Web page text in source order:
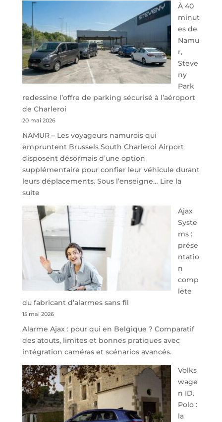
À 40
minut
es de
Namu
r,
Steve
ny
Park
redessine l’offre de parking sécurisé à l’aéroport
de Charleroi
20 mai 2026
NAMUR – Les voyageurs namurois qui
empruntent Brussels South Charleroi Airport
disposent désormais d’une option
supplémentaire pour confier leur véhicule durant
leurs déplacements. Sous l’enseigne… Lire la
suite:
À
40
minutes
de
Namur,
Steveny
Park
redessine
de
parking
sécurisé
à
l’aéroport
de
Charleroi
Ajax
Syste
ms :
prése
ntatio
n
comp
lète
du fabricant d’alarmes sans fil
15 mai 2026
Alarme Ajax : pour qui en Belgique ? Comparatif
des atouts, limites et bonnes pratiques avec
intégration caméras et scénarios avancés.
Volks
wage
n ID.
Polo :
la